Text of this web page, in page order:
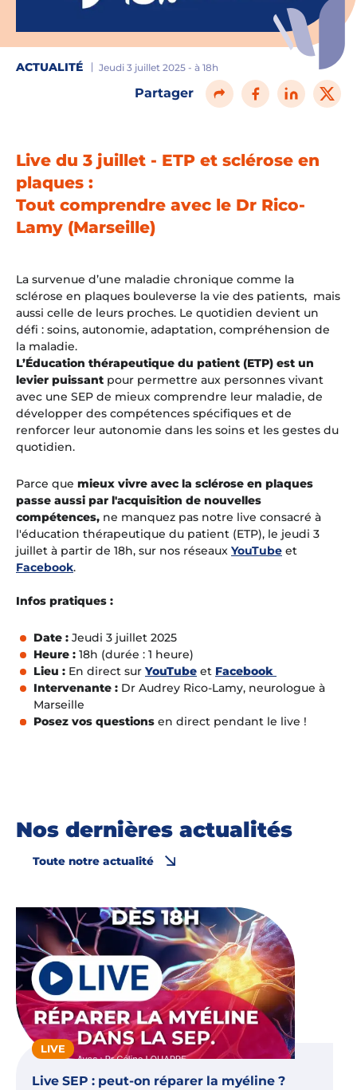
ACTUALITÉ Jeudi 3 juillet 2025 - à 18h
Partager
Live du 3 juillet - ETP et sclérose en
plaques :
Tout comprendre avec le Dr Rico-
Lamy (Marseille)
La survenue d’une maladie chronique comme la
sclérose en plaques bouleverse la vie des patients, mais
aussi celle de leurs proches. Le quotidien devient un
défi : soins, autonomie, adaptation, compréhension de
la maladie.
L’Éducation thérapeutique du patient (ETP) est un
levier puissant pour permettre aux personnes vivant
avec une SEP de mieux comprendre leur maladie, de
développer des compétences spécifiques et de
renforcer leur autonomie dans les soins et les gestes du
quotidien.
Parce que mieux vivre avec la sclérose en plaques
passe aussi par l'acquisition de nouvelles
compétences, ne manquez pas notre live consacré à
l'éducation thérapeutique du patient (ETP), le jeudi 3
juillet à partir de 18h, sur nos réseaux YouTube et
Facebook.
Infos pratiques :
Date : Jeudi 3 juillet 2025
Heure : 18h (durée : 1 heure)
Lieu : En direct sur YouTube et Facebook
Intervenante : Dr Audrey Rico-Lamy, neurologue à
Marseille
Posez vos questions en direct pendant le live !
Nos dernières actualités
Toute notre actualité
LIVE
Live SEP : peut-on réparer la myéline ?